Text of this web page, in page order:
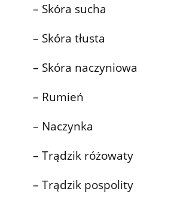
– Skóra sucha
– Skóra tłusta
– Skóra naczyniowa
– Rumień
– Naczynka
– Trądzik różowaty
– Trądzik pospolity